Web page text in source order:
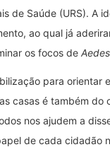
de Saúde (URS). A
ao qual já
os focos de
para
casas é também do
nos ajudem a
de cada cidadão